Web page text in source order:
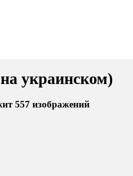
украинском)
557 изображений